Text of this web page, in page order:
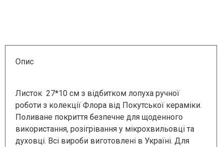
Опис
Листок 27*10 см з відбитком лопуха ручної
роботи з колекції Флора від Покутської кераміки.
Поливане покриття безпечне для щоденного
використання, розігрівання у мікрохвильовці та
духовці. Всі вироби виготовлені в Україні. Для